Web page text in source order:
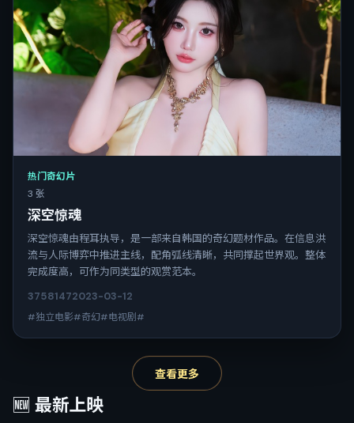
热门奇幻片
3 张
深空惊魂
深空惊魂由程耳执导，是一部来自韩国的奇幻题材作品。在信息洪
流与人际博弈中推进主线，配角弧线清晰，共同撑起世界观。整体
完成度高，可作为同类型的观赏范本。
37581472023-03-12
#独立电影#奇幻#电视剧#
查看更多
🆕 最新上映